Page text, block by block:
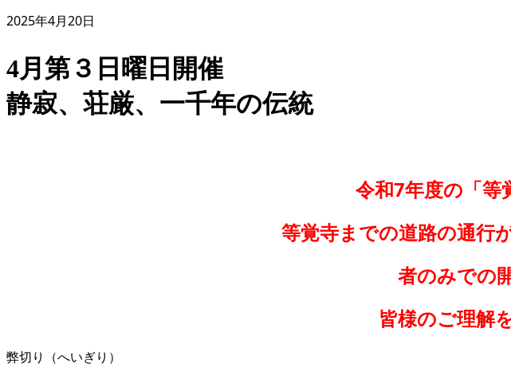
2025年4月20日
4月第３日曜日開催
静寂、荘厳、一千年の伝統
令和7年度の「等
等覚寺までの道路の通行
者のみでの
皆様のご理解
弊切り（へいぎり）